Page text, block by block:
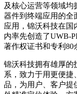
及核心运营等领域均
器件到终端应用的全
应用，锦沃科技在国
内率先创造了UWB-
著作权证书和专利80
锦沃科技拥有雄厚的
系，致力于用更便捷
品，为用户、客户提